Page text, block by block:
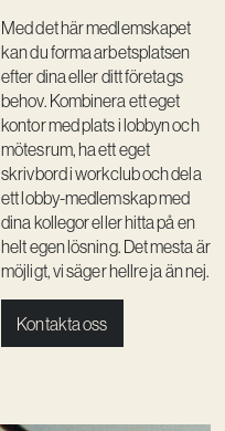
Med det här medlemskapet
kan du forma arbetsplatsen
efter dina eller ditt företags
behov. Kombinera ett eget
kontor med plats i lobbyn och
mötesrum, ha ett eget
skrivbord i workclub och dela
ett lobby-medlemskap med
dina kollegor eller hitta på en
helt egen lösning. Det mesta är
möjligt, vi säger hellre ja än nej.
Kontakta oss